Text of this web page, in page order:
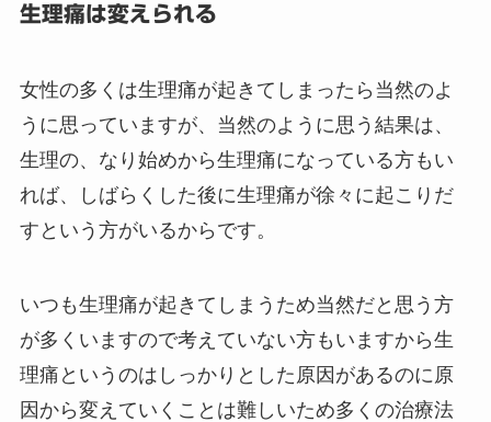
生理痛は変えられる
女性の多くは生理痛が起きてしまったら当然のよ
うに思っていますが、当然のように思う結果は、
生理の、なり始めから生理痛になっている方もい
れば、しばらくした後に生理痛が徐々に起こりだ
すという方がいるからです。
いつも生理痛が起きてしまうため当然だと思う方
が多くいますので考えていない方もいますから生
理痛というのはしっかりとした原因があるのに原
因から変えていくことは難しいため多くの治療法